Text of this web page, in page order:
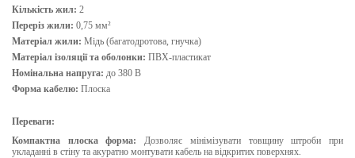
Кількість жил: 2
Переріз жили: 0,75 мм²
Матеріал жили: Мідь (багатодротова, гнучка)
Матеріал ізоляції та оболонки: ПВХ-пластикат
Номінальна напруга: до 380 В
Форма кабелю: Плоска
Переваги:
Компактна плоска форма:
Дозволяє мінімізувати товщину штроби при
укладанні в стіну та акуратно монтувати кабель на відкритих поверхнях.